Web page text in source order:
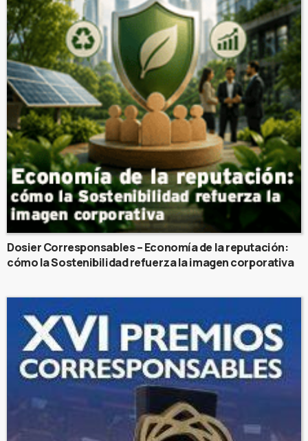
Dosier Corresponsables – Economía de la reputación:
cómo la Sostenibilidad refuerza la imagen corporativa